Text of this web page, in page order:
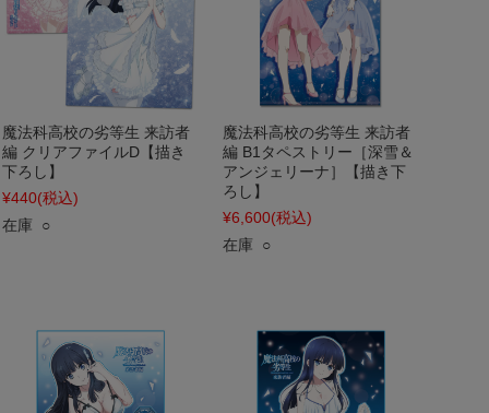
魔法科高校の劣等生 来訪者
編 クリアファイルD【描き
下ろし】
¥440(税込)
在庫 ○
魔法科高校の劣等生 来訪者
編 B1タペストリー［深雪＆
アンジェリーナ］【描き下
ろし】
¥6,600(税込)
在庫 ○